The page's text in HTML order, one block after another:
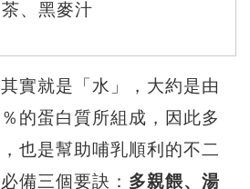
茶、黑麥汁
實就是「水」，大約是由
的蛋白質所組成，因此多
也是幫助哺乳順利的不二
備三個要訣： 多親餵、湯